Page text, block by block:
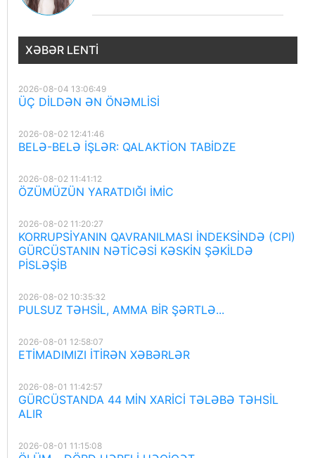
XƏBƏR LENTI
2026-08-04 13:06:49
ÜÇ DİLDƏN ƏN ÖNƏMLİSİ
2026-08-02 12:41:46
BELƏ-BELƏ İŞLƏR: QALAKTİON TABİDZE
2026-08-02 11:41:12
ÖZÜMÜZÜN YARATDIĞI İMİC
2026-08-02 11:20:27
KORRUPSİYANIN QAVRANILMASI İNDEKSİNDƏ (CPI)
GÜRCÜSTANIN NƏTİCƏSİ KƏSKİN ŞƏKİLDƏ
PİSLƏŞİB
2026-08-02 10:35:32
PULSUZ TƏHSİL, AMMA BİR ŞƏRTLƏ...
2026-08-01 12:58:07
ETİMADIMIZI İTİRƏN XƏBƏRLƏR
2026-08-01 11:42:57
GÜRCÜSTANDA 44 MİN XARİCİ TƏLƏBƏ TƏHSİL
ALIR
2026-08-01 11:15:08